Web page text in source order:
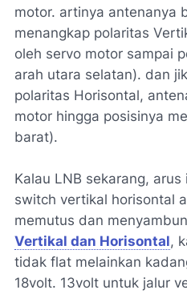
motor. artinya antenanya
menangkap polaritas
oleh servo motor sampai
arah utara selatan). dan
polaritas Horisontal,
motor hingga posisinya
barat).
Kalau LNB sekarang,
switch vertikal horisontal
memutus dan
Vertikal dan Horisontal,
tidak flat melainkan
18volt. 13volt untuk jalur